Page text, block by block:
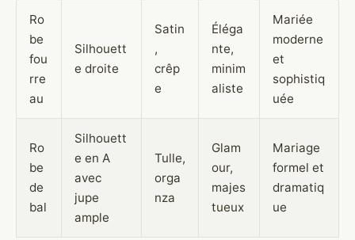
Ro
be
fou
rre
au
Silhouett
e droite
Satin
,
crêp
e
Éléga
nte,
minim
aliste
Mariée
moderne
et
sophistiq
uée
Ro
be
de
bal
Silhouett
e en A
avec
jupe
ample
Tulle,
orga
nza
Glam
our,
majes
tueux
Mariage
formel et
dramatiq
ue